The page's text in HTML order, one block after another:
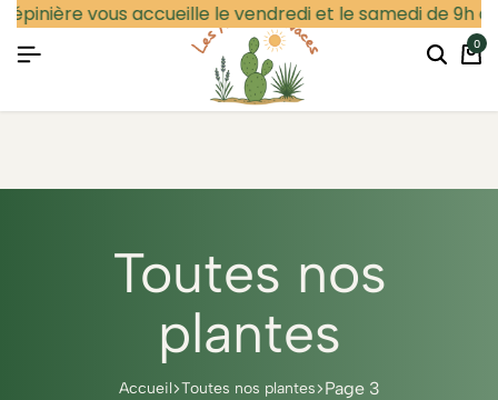
vous accueille le vendredi et le samedi de 9h à
Professionnel Se connecter 0
Toutes nos
plantes
Accueil Toutes nos plantes Page 3